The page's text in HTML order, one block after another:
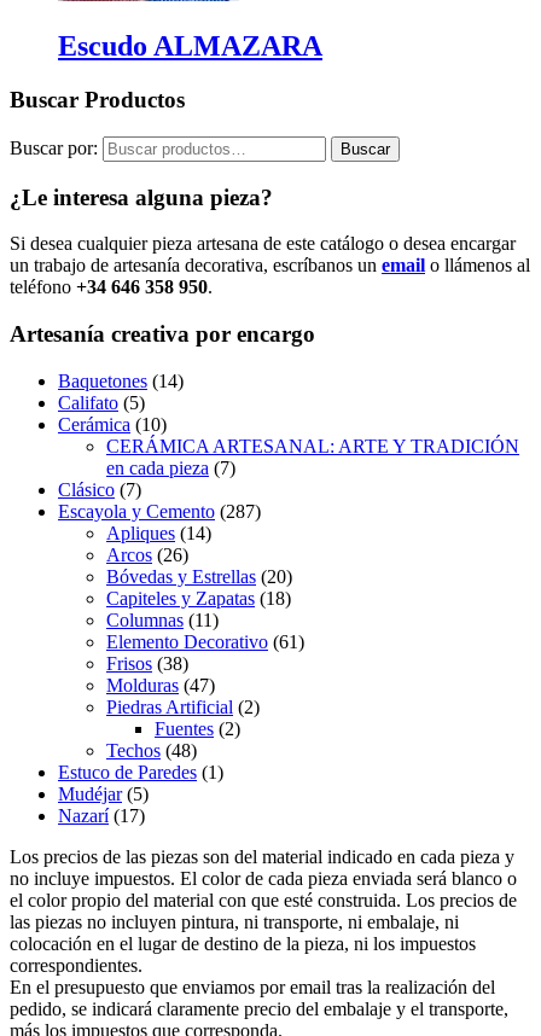
Escudo ALMAZARA
Buscar Productos
Buscar por: Buscar
¿Le interesa alguna pieza?
Si desea cualquier pieza artesana de este catálogo o desea encargar
un trabajo de artesanía decorativa, escríbanos un email o llámenos al
teléfono +34 646 358 950.
Artesanía creativa por encargo
Baquetones (14)
Califato (5)
Cerámica (10)
CERÁMICA ARTESANAL: ARTE Y TRADICIÓN
en cada pieza (7)
Clásico (7)
Escayola y Cemento (287)
Apliques (14)
Arcos (26)
Bóvedas y Estrellas (20)
Capiteles y Zapatas (18)
Columnas (11)
Elemento Decorativo (61)
Frisos (38)
Molduras (47)
Piedras Artificial (2)
Fuentes (2)
Techos (48)
Estuco de Paredes (1)
Mudéjar (5)
Nazarí (17)
Los precios de las piezas son del material indicado en cada pieza y
no incluye impuestos. El color de cada pieza enviada será blanco o
el color propio del material con que esté construida. Los precios de
las piezas no incluyen pintura, ni transporte, ni embalaje, ni
colocación en el lugar de destino de la pieza, ni los impuestos
correspondientes.
En el presupuesto que enviamos por email tras la realización del
pedido, se indicará claramente precio del embalaje y el transporte,
más los impuestos que corresponda.